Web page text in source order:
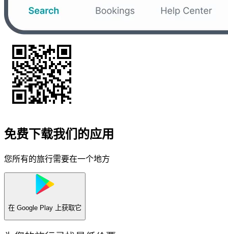
免费下载我们的应用
您所有的旅行需要在一个地方
在 Google Play 上获取它